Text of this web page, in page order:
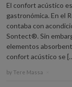
El confort acústico
gastronómica. En el
contaba con
Sontect®. Sin
elementos
confort acústico se
by Tere Massa